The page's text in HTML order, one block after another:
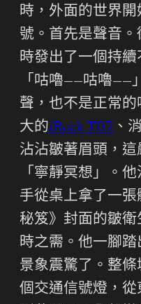
時，外面的世界
號。首先是聲音
時發出了一個持
「咕嚕——咕嚕——
聲，也不是正常
大的iRock T07 、
沾沾皺著眉頭，
「寧靜冥想」。
手從桌上拿了一
秘笈》封面的皺
時之需。他一腳
景象震驚了。整
個交通信號燈，